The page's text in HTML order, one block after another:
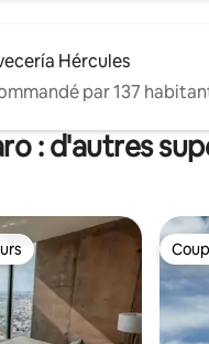
Hércules
par 137
: d'autres